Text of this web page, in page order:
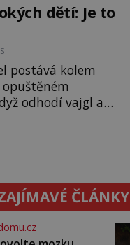
A odvážili byste se je navštívit? [gallery ids="17
dětí: Je to
postává kolem
odhodí vajgl a
k němu dva
okolo 14 let.
P
ČLÁNKY